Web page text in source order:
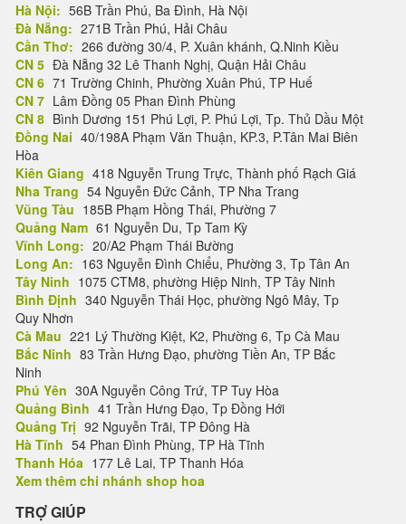
Hà Nội: 56B Trần Phú, Ba Đình, Hà Nội
Đà Nẵng: 271B Trần Phú, Hải Châu
Cần Thơ: 266 đường 30/4, P. Xuân khánh, Q.Ninh Kiều
CN 5 Đà Nẵng 32 Lê Thanh Nghị, Quận Hải Châu
CN 6 71 Trường Chinh, Phường Xuân Phú, TP Huế
CN 7 Lâm Đồng 05 Phan Đình Phùng
CN 8 Bình Dương 151 Phú Lợi, P. Phú Lợi, Tp. Thủ Dầu Một
Đồng Nai 40/198A Phạm Văn Thuận, KP.3, P.Tân Mai Biên
Hòa
Kiên Giang 418 Nguyễn Trung Trực, Thành phố Rạch Giá
Nha Trang 54 Nguyễn Đức Cảnh, TP Nha Trang
Vũng Tàu 185B Phạm Hồng Thái, Phường 7
Quảng Nam 61 Nguyễn Du, Tp Tam Kỳ
Vĩnh Long: 20/A2 Phạm Thái Bường
Long An: 163 Nguyễn Đình Chiểu, Phường 3, Tp Tân An
Tây Ninh 1075 CTM8, phường Hiệp Ninh, TP Tây Ninh
Bình Định 340 Nguyễn Thái Học, phường Ngô Mây, Tp
Quy Nhơn
Cà Mau 221 Lý Thường Kiệt, K2, Phường 6, Tp Cà Mau
Bắc Ninh 83 Trần Hưng Đạo, phường Tiền An, TP Bắc
Ninh
Phú Yên 30A Nguyễn Công Trứ, TP Tuy Hòa
Quảng Bình 41 Trần Hưng Đạo, Tp Đồng Hới
Quảng Trị 92 Nguyễn Trãi, TP Đông Hà
Hà Tĩnh 54 Phan Đình Phùng, TP Hà Tĩnh
Thanh Hóa 177 Lê Lai, TP Thanh Hóa
Xem thêm chi nhánh shop hoa
TRỢ GIÚP